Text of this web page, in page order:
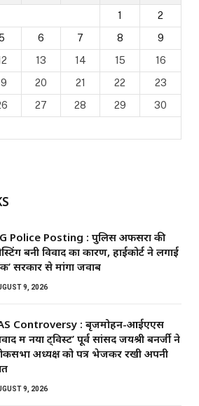
1
2
6 7 8
9
13 14 15
16
20 21 22
23
27 28 29
30
Police Posting : पुलिस अफसरों की
बनी विवाद का कारण, हाईकोर्ट ने लगाई
सरकार से मांगा जवाब
9, 2026
Controversy : बृजमोहन-आईएएस
में नया ट्विस्ट’ पूर्व सांसद जयश्री बनर्जी ने
अध्यक्ष को पत्र भेजकर रखी अपनी
9, 2026